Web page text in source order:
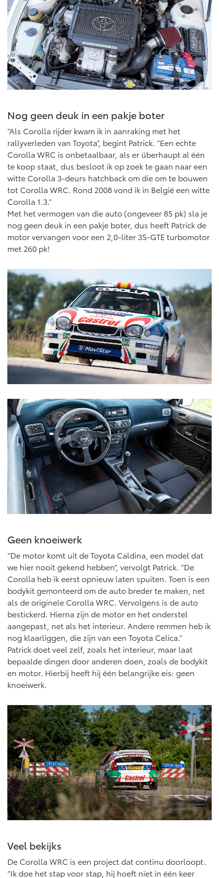
bZ4X
BATTERIJ-ELEKTRISCH
bZ4X Touring
BATTERIJ-ELEKTRISCH
Mirai
WATERSTOF-ELEKTRISCH
Vanaf € 76.695,-
Proace City (excl. BTW)
OOK ALS BATTERIJ-
ELEKTRISCH
Vanaf € 27.945,-
Proace (excl. BTW)
ELEKTRISCH
Vanaf € 37.500,- Vanaf € 55.950,-
Proace Max (excl. BTW)
ELEKTRISCH
Vanaf € 46.301,-
Hilux (excl. BTW)
OOK ALS BATTERIJ-
ELEKTRISCH
Vanaf € 56.570,-
Land Cruiser (excl. BTW)
Vanaf € 89.986,-
Multimedia
Connected check
Navigatie updates
Nog geen deuk in een pakje boter
“Als Corolla rijder kwam ik in aanraking met het
rallyverleden van Toyota”, begint Patrick. “Een echte
Corolla WRC is onbetaalbaar, als er überhaupt al één
te koop staat, dus besloot ik op zoek te gaan naar een
witte Corolla 3-deurs hatchback om die om te bouwen
tot Corolla WRC. Rond 2008 vond ik in België een witte
Corolla 1.3.”
Met het vermogen van die auto (ongeveer 85 pk) sla je
nog geen deuk in een pakje boter, dus heeft Patrick de
motor vervangen voor een 2,0-liter 3S-GTE turbomotor
met 260 pk!
Geen knoeiwerk
“De motor komt uit de Toyota Caldina, een model dat
we hier nooit gekend hebben”, vervolgt Patrick. “De
Corolla heb ik eerst opnieuw laten spuiten. Toen is een
bodykit gemonteerd om de auto breder te maken, net
als de originele Corolla WRC. Vervolgens is de auto
bestickerd. Hierna zijn de motor en het onderstel
aangepast, net als het interieur. Andere remmen heb ik
nog klaarliggen, die zijn van een Toyota Celica.”
Patrick doet veel zelf, zoals het interieur, maar laat
bepaalde dingen door anderen doen, zoals de bodykit
en motor. Hierbij heeft hij één belangrijke eis: geen
knoeiwerk.
Veel bekijks
De Corolla WRC is een project dat continu doorloopt.
“Ik doe het stap voor stap, hij hoeft niet in één keer